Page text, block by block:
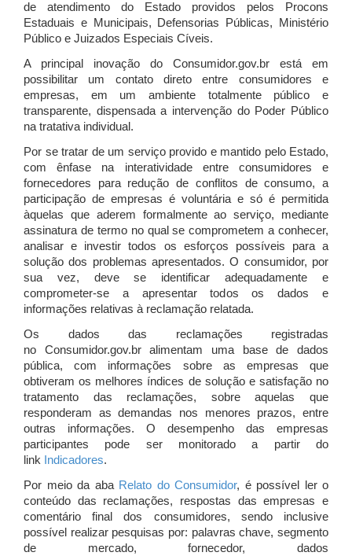
de atendimento do Estado providos pelos Procons
Estaduais e Municipais, Defensorias Públicas, Ministério
Público e Juizados Especiais Cíveis.
A principal inovação do Consumidor.gov.br está em
possibilitar um contato direto entre consumidores e
empresas, em um ambiente totalmente público e
transparente, dispensada a intervenção do Poder Público
na tratativa individual.
Por se tratar de um serviço provido e mantido pelo Estado,
com ênfase na interatividade entre consumidores e
fornecedores para redução de conflitos de consumo, a
participação de empresas é voluntária e só é permitida
àquelas que aderem formalmente ao serviço, mediante
assinatura de termo no qual se comprometem a conhecer,
analisar e investir todos os esforços possíveis para a
solução dos problemas apresentados. O consumidor, por
sua vez, deve se identificar adequadamente e
comprometer-se a apresentar todos os dados e
informações relativas à reclamação relatada.
Os dados das reclamações registradas
no Consumidor.gov.br alimentam uma base de dados
pública, com informações sobre as empresas que
obtiveram os melhores índices de solução e satisfação no
tratamento das reclamações, sobre aquelas que
responderam as demandas nos menores prazos, entre
outras informações. O desempenho das empresas
participantes pode ser monitorado a partir do
link Indicadores.
Por meio da aba Relato do Consumidor, é possível ler o
conteúdo das reclamações, respostas das empresas e
comentário final dos consumidores, sendo inclusive
possível realizar pesquisas por: palavras chave, segmento
de mercado, fornecedor, dados